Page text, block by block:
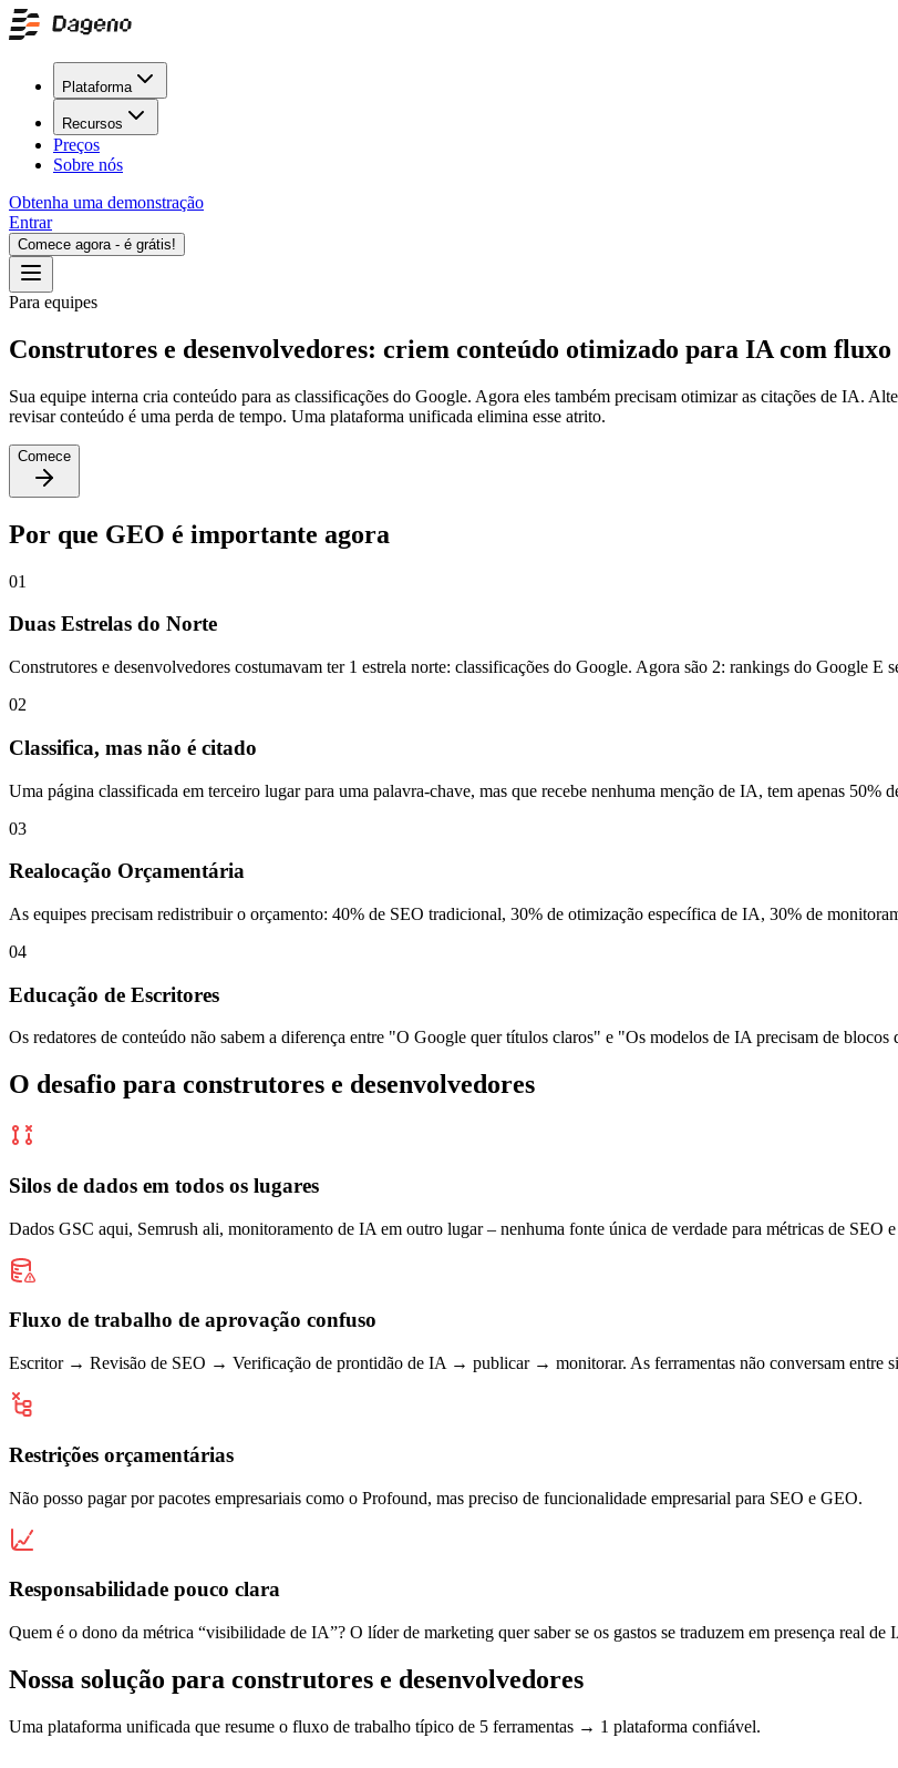
Plataforma
Recursos
Preços
Sobre nós
Obtenha uma demonstração
Entrar
Comece agora - é grátis!
Para equipes
Construtores e desenvolvedores: criem conteúdo otimizado para IA com
Sua equipe interna cria conteúdo para as classificações do Google. Agora eles também precisam otimizar as citações de IA.
revisar conteúdo é uma perda de tempo. Uma plataforma unificada elimina esse atrito.
Comece
Por que GEO é importante agora
01
Duas Estrelas do Norte
Construtores e desenvolvedores costumavam ter 1 estrela norte: classificações do Google. Agora são 2: rankings do Google E
02
Classifica, mas não é citado
Uma página classificada em terceiro lugar para uma palavra-chave, mas que recebe nenhuma menção de IA, tem apenas 50%
03
Realocação Orçamentária
As equipes precisam redistribuir o orçamento: 40% de SEO tradicional, 30% de otimização específica de IA, 30% de
04
Educação de Escritores
Os redatores de conteúdo não sabem a diferença entre "O Google quer títulos claros" e "Os modelos de IA precisam de blocos
O desafio para construtores e desenvolvedores
Silos de dados em todos os lugares
Dados GSC aqui, Semrush ali, monitoramento de IA em outro lugar – nenhuma fonte única de verdade para métricas de SEO
Fluxo de trabalho de aprovação confuso
Escritor → Revisão de SEO → Verificação de prontidão de IA → publicar → monitorar. As ferramentas não conversam entre
Restrições orçamentárias
Não posso pagar por pacotes empresariais como o Profound, mas preciso de funcionalidade empresarial para SEO e GEO.
Responsabilidade pouco clara
Quem é o dono da métrica “visibilidade de IA”? O líder de marketing quer saber se os gastos se traduzem em presença real de
Nossa solução para construtores e desenvolvedores
Uma plataforma unificada que resume o fluxo de trabalho típico de 5 ferramentas → 1 plataforma confiável.